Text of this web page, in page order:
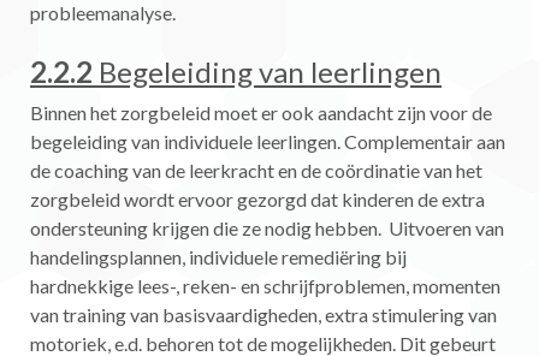
probleemanalyse.
2.2.2 Begeleiding van leerlingen
Binnen het zorgbeleid moet er ook aandacht zijn voor de
begeleiding van individuele leerlingen. Complementair aan
de coaching van de leerkracht en de coördinatie van het
zorgbeleid wordt ervoor gezorgd dat kinderen de extra
ondersteuning krijgen die ze nodig hebben. Uitvoeren van
handelingsplannen, individuele remediëring bij
hardnekkige lees-, reken- en schrijfproblemen, momenten
van training van basisvaardigheden, extra stimulering van
motoriek, e.d. behoren tot de mogelijkheden. Dit gebeurt